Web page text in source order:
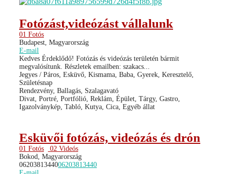
Fotózást,videózást vállalunk
01 Fotós
Budapest, Magyarország
E-mail
Kedves Érdeklődő! Fotózás és videózás területén bármit
megvalósítunk. Részletek emailben: szakacs...
Jegyes / Páros, Esküvő, Kismama, Baba, Gyerek, Keresztelő,
Születésnap
Rendezvény, Ballagás, Szalagavató
Divat, Portré, Portfólió, Reklám, Épület, Tárgy, Gastro,
Igazolványkép, Tabló, Kutya, Cica, Egyéb állat
Esküvői fotózás, videózás és drón
01 Fotós
02 Videós
Bokod, Magyarország
0620381344006203813440